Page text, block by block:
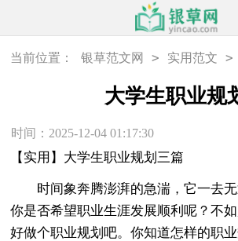
当前位置： 银草范文网 > 实用范文 >
大学生职业规
时间：2025-12-04 01:17:30
【实用】大学生职业规划三篇
时间象奔腾澎湃的急湍，它一去无
你是否希望职业生涯发展顺利呢？不
好做个职业规划吧。你知道怎样的职